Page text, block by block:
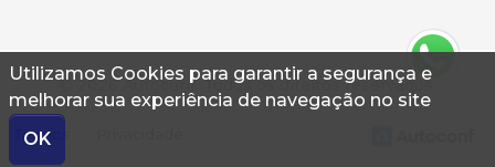
Utilizamos Cookies para garantir a segurança e
melhorar sua experiência de navegação no site
OK
© 2026 Autoconf. Todos os direitos reservados.
Termos